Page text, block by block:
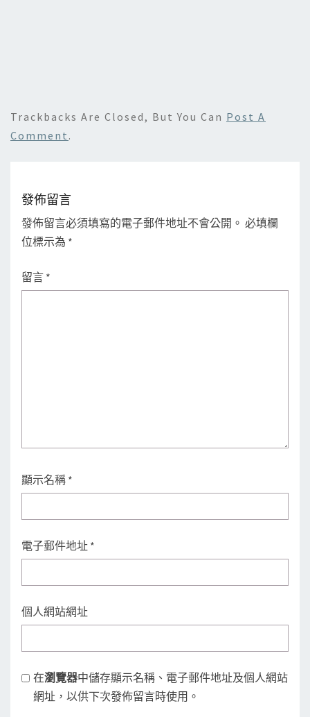
Trackbacks Are Closed, But You Can Post A
Comment .
發佈留言
發佈留言必須填寫的電子郵件地址不會公開。 必填欄
位標示為 *
留言 *
顯示名稱 *
電子郵件地址 *
個人網站網址
在瀏覽器中儲存顯示名稱、電子郵件地址及個人網站
網址，以供下次發佈留言時使用。